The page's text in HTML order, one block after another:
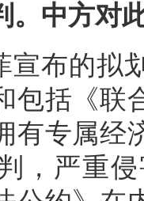
。中方对
宣布的拟
包括《联
有专属经
，严重